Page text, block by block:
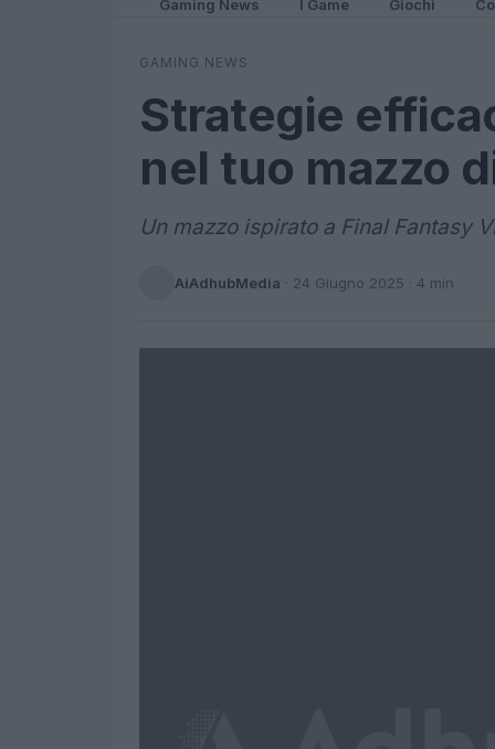
Gaming News I Game Giochi
GAMING NEWS
Strategie
nel tuo mazzo
Un mazzo ispirato a Final Fantasy
AiAdhubMedia · 24 Giugno 2025 · 4 min